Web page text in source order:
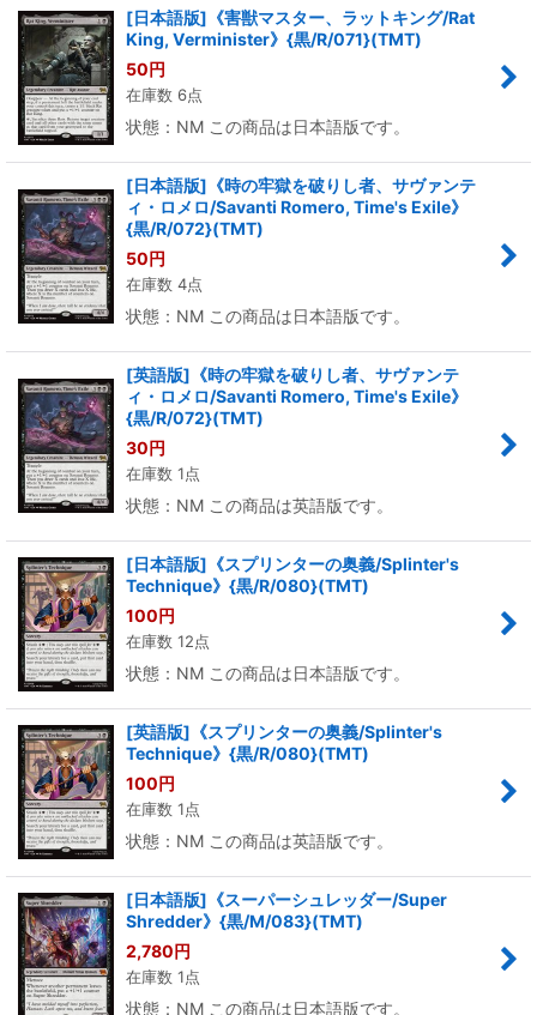
[日本語版]《害獣マスター、ラットキング/Rat
King, Verminister》{黒/R/071}(TMT)
50円
在庫数 6点
状態：NM この商品は日本語版です。
[日本語版]《時の牢獄を破りし者、サヴァンテ
ィ・ロメロ/Savanti Romero, Time's Exile》
{黒/R/072}(TMT)
50円
在庫数 4点
状態：NM この商品は日本語版です。
[英語版]《時の牢獄を破りし者、サヴァンテ
ィ・ロメロ/Savanti Romero, Time's Exile》
{黒/R/072}(TMT)
30円
在庫数 1点
状態：NM この商品は英語版です。
[日本語版]《スプリンターの奥義/Splinter's
Technique》{黒/R/080}(TMT)
100円
在庫数 12点
状態：NM この商品は日本語版です。
[英語版]《スプリンターの奥義/Splinter's
Technique》{黒/R/080}(TMT)
100円
在庫数 1点
状態：NM この商品は英語版です。
[日本語版]《スーパーシュレッダー/Super
Shredder》{黒/M/083}(TMT)
2,780円
在庫数 1点
状態：NM この商品は日本語版です。